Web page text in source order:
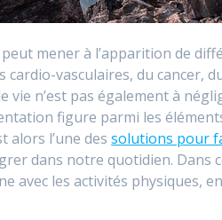
mener à l’apparition de
vasculaires, du cancer,
vie n’est pas également à
figure parmi les
alors l’une dessolutions pour
dans notre quotidien. Dans
avec les activités physiques,